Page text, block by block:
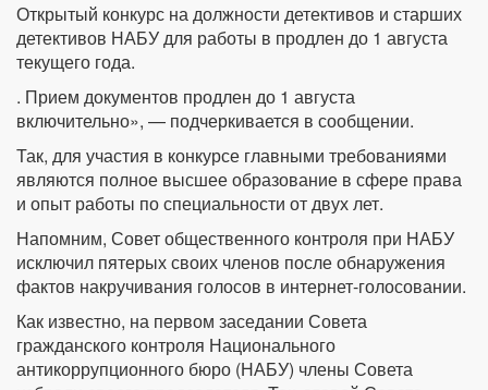
Открытый конкурс на должности детективов и старших
детективов НАБУ для работы в продлен до 1 августа
текущего года.
. Прием документов продлен до 1 августа
включительно», — подчеркивается в сообщении.
Так, для участия в конкурсе главными требованиями
являются полное высшее образование в сфере права
и опыт работы по специальности от двух лет.
Напомним, Совет общественного контроля при НАБУ
исключил пятерых своих членов после обнаружения
фактов накручивания голосов в интернет-голосовании.
Как известно, на первом заседании Совета
гражданского контроля Национального
антикоррупционного бюро (НАБУ) члены Совета